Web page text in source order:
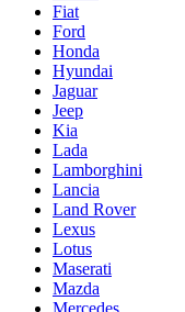
Fiat
Ford
Honda
Hyundai
Jaguar
Jeep
Kia
Lada
Lamborghini
Lancia
Land Rover
Lexus
Lotus
Maserati
Mazda
Mercedes